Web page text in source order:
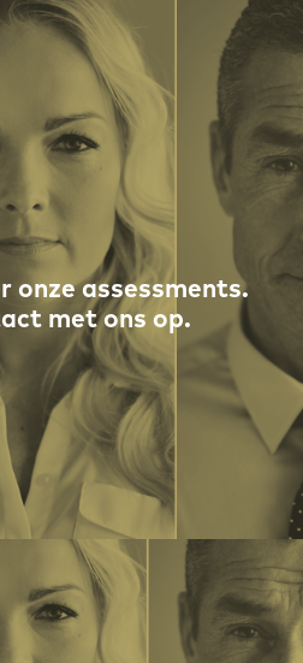
onze assessments.
met ons op.